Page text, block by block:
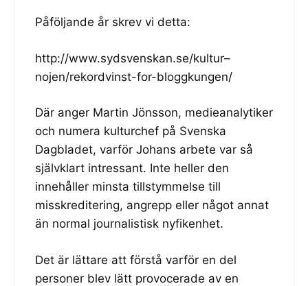
Påföljande år skrev vi detta:
http://www.sydsvenskan.se/kultur–
nojen/rekordvinst-for-bloggkungen/
Där anger Martin Jönsson, medieanalytiker
och numera kulturchef på Svenska
Dagbladet, varför Johans arbete var så
självklart intressant. Inte heller den
innehåller minsta tillstymmelse till
misskreditering, angrepp eller något annat
än normal journalistisk nyfikenhet.
Det är lättare att förstå varför en del
personer blev lätt provocerade av en